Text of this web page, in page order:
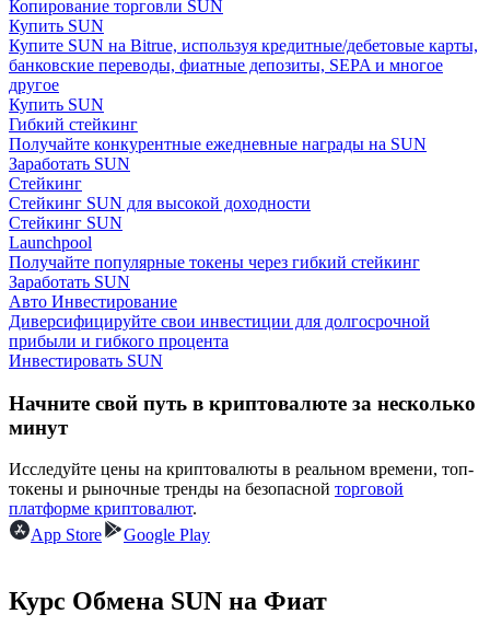
Торговые стратегии
Узнайте, как оставаться прибыльным
Заработок
Силовая свинья
Копирование торговли SUN
Купить SUN
Купите SUN на Bitrue, используя кредитные/дебетовые карты,
банковские переводы, фиатные депозиты, SEPA и многое
другое
Купить SUN
Гибкий стейкинг
Получайте конкурентные ежедневные награды на SUN
Заработать SUN
Стейкинг
Стейкинг SUN для высокой доходности
Стейкинг SUN
Launchpool
Получайте популярные токены через гибкий стейкинг
Заработать SUN
Авто Инвестирование
Диверсифицируйте свои инвестиции для долгосрочной
прибыли и гибкого процента
Инвестировать SUN
Начните свой путь в криптовалюте за несколько
минут
Исследуйте цены на криптовалюты в реальном времени, топ-
токены и рыночные тренды на безопасной торговой
платформе криптовалют.
App Store
Google Play
Курс Обмена SUN на Фиат